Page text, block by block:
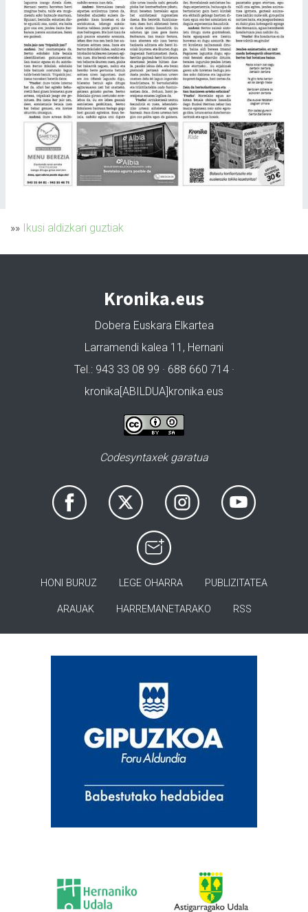
»» Ikusi aldizkari guztiak
Kronika.eus
Dobera Euskara Elkartea
Larramendi kalea 11, Hernani
Tel.: 943 33 08 99 · 688 660 714 ·
kronika[ABILDUA]kronika.eus
Codesyntaxek garatua
HONI BURUZ LEGE OHARRA PUBLIZITATEA
ARAUAK HARREMANETARAKO RSS